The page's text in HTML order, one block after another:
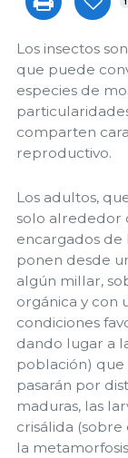
1
Los insectos
que puede
especies de
comparten
reproductivo.
Los adultos,
solo alrededor
encargados de
ponen desde
algún millar,
orgánica y con
condiciones
dando lugar a
población) que
pasarán por
maduras, las
crisálida
la